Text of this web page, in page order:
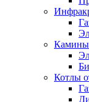
Камины
Котлы